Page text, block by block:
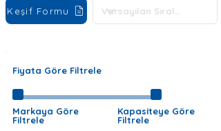
Keşif Formu
Fiyata Göre Filtrele
Markaya Göre
Filtrele
Kapasiteye Göre
Filtrele